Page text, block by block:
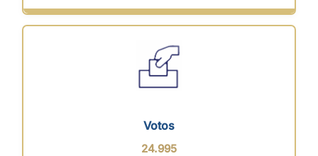
Votos
24.995